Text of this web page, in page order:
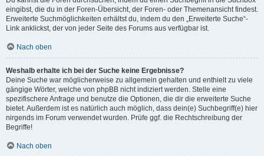
eingibst, die du in der Foren-Übersicht, der Foren- oder Themenansicht findest.
Erweiterte Suchmöglichkeiten erhältst du, indem du den „Erweiterte Suche“-
Link anklickst, der von jeder Seite des Forums aus verfügbar ist.
Nach oben
Weshalb erhalte ich bei der Suche keine Ergebnisse?
Deine Suche war möglicherweise zu allgemein gehalten und enthielt zu viele
gängige Wörter, welche von phpBB nicht indiziert werden. Stelle eine
spezifischere Anfrage und benutze die Optionen, die dir die erweiterte Suche
bietet. Außerdem ist es natürlich auch möglich, dass dein(e) Suchbegriff(e) hier
nirgends im Forum verwendet wurden. Prüfe ggf. die Rechtschreibung der
Begriffe!
Nach oben